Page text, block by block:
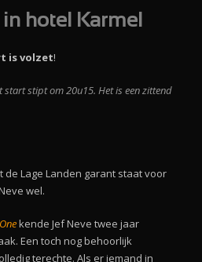
in hotel Karmel
is volzet!
start stipt om 20u15. Het is een zittend
de Lage Landen garant staat voor
wel.
Onekende Jef Neve twee jaar
Een toch nog behoorlijk
terechte. Als er iemand in